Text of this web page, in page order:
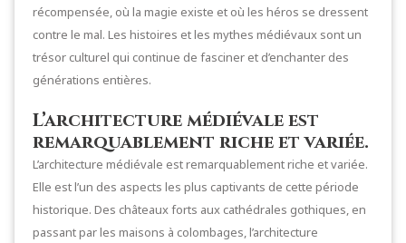
récompensée, où la magie existe et où les héros se dressent
contre le mal. Les histoires et les mythes médiévaux sont un
trésor culturel qui continue de fasciner et d’enchanter des
générations entières.
L’architecture médiévale est
remarquablement riche et variée.
L’architecture médiévale est remarquablement riche et variée.
Elle est l’un des aspects les plus captivants de cette période
historique. Des châteaux forts aux cathédrales gothiques, en
passant par les maisons à colombages, l’architecture